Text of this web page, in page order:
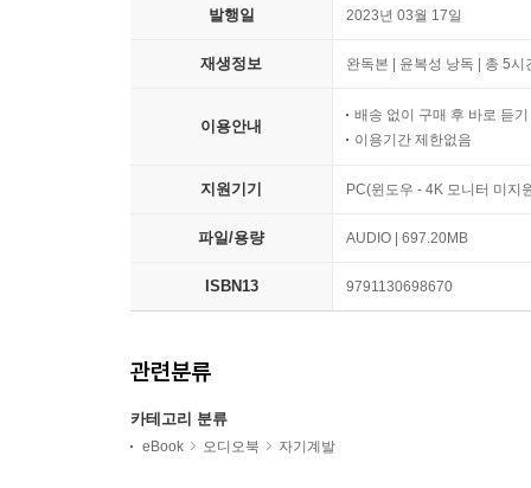
발행일 2023년 03월 17일
재생정보 완독본 | 윤복성 낭독 | 총 5시
이용안내
배송 없이 구매 후 바로 듣기
이용기간 제한없음
지원기기 PC(윈도우 - 4K 모니터 미지
파일/용량 AUDIO | 697.20MB
ISBN13 9791130698670
관련분류
카테고리 분류
eBook 오디오북 자기계발